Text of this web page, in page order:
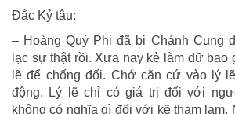
Ðắc Kỷ tâu:
– Hoàng Quý Phi đã bị Chánh Cung
lạc sự thật rồi. Xưa nay kẻ làm dữ bao
lẽ để chống đối. Chớ căn cứ vào lý
động. Lý lẽ chỉ có giá trị đối với
không có nghĩa gì đối với kẽ tham lam.